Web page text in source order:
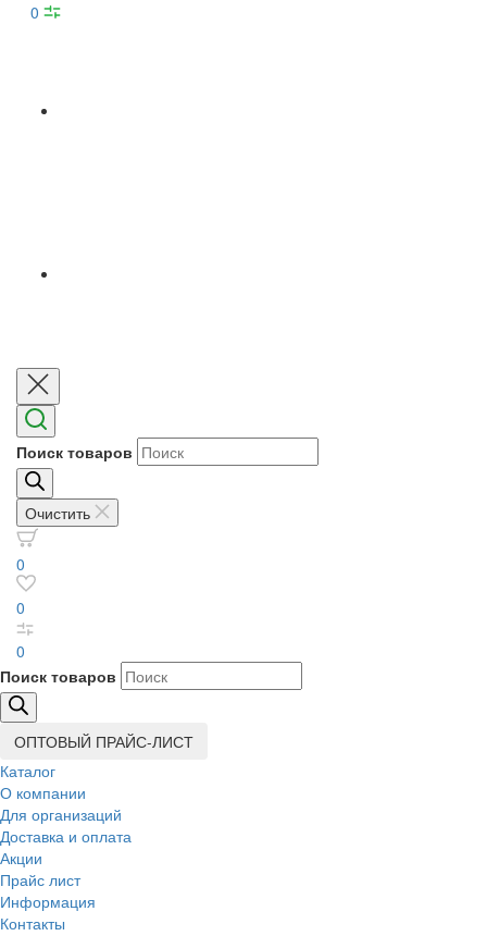
0
Поиск товаров
Очистить
0
0
0
Поиск товаров
ОПТОВЫЙ ПРАЙС-ЛИСТ
Каталог
О компании
Для организаций
Доставка и оплата
Акции
Прайс лист
Информация
Контакты